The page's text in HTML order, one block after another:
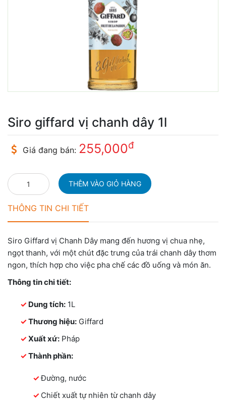
Siro giffard vị chanh dây 1l
Giá đang bán: 255,000đ
THÔNG TIN CHI TIẾT
Siro Giffard vị Chanh Dây mang đến hương vị chua nhẹ,
ngọt thanh, với một chút đặc trưng của trái chanh dây thơm
ngon, thích hợp cho việc pha chế các đồ uống và món ăn.
Thông tin chi tiết:
Dung tích: 1L
Thương hiệu: Giffard
Xuất xứ: Pháp
Thành phần:
Đường, nước
Chiết xuất tự nhiên từ chanh dây